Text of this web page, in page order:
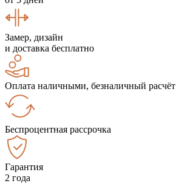
Замер, дизайн
и доставка бесплатно
Оплата наличными, безналичный расчёт
Беспроцентная рассрочка
Гарантия
2 года